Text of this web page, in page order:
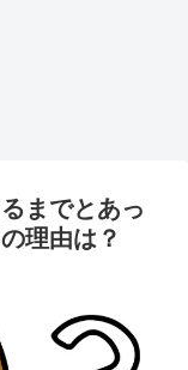
までとあっ
理由は？